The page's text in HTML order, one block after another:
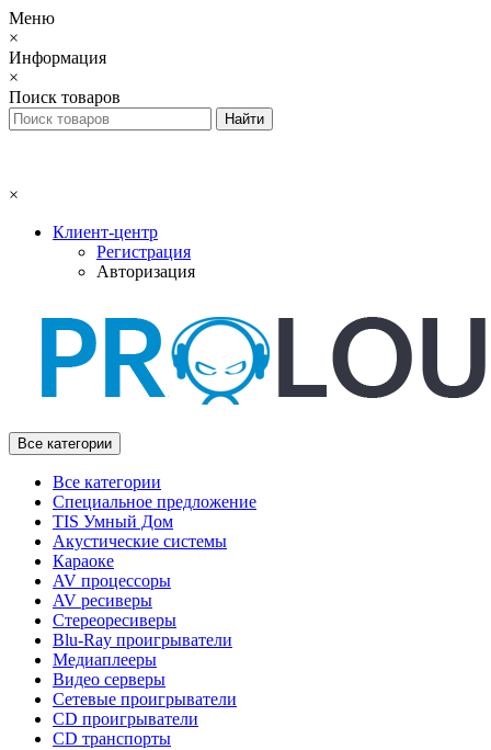
Меню
×
Информация
×
Поиск товаров
×
Клиент-центр
Регистрация
Авторизация
Все категории
Все категории
Специальное предложение
TIS Умный Дом
Акустические системы
Караоке
AV процессоры
AV ресиверы
Стереоресиверы
Blu-Ray проигрыватели
Медиаплееры
Видео серверы
Сетевые проигрыватели
CD проигрыватели
CD транспорты